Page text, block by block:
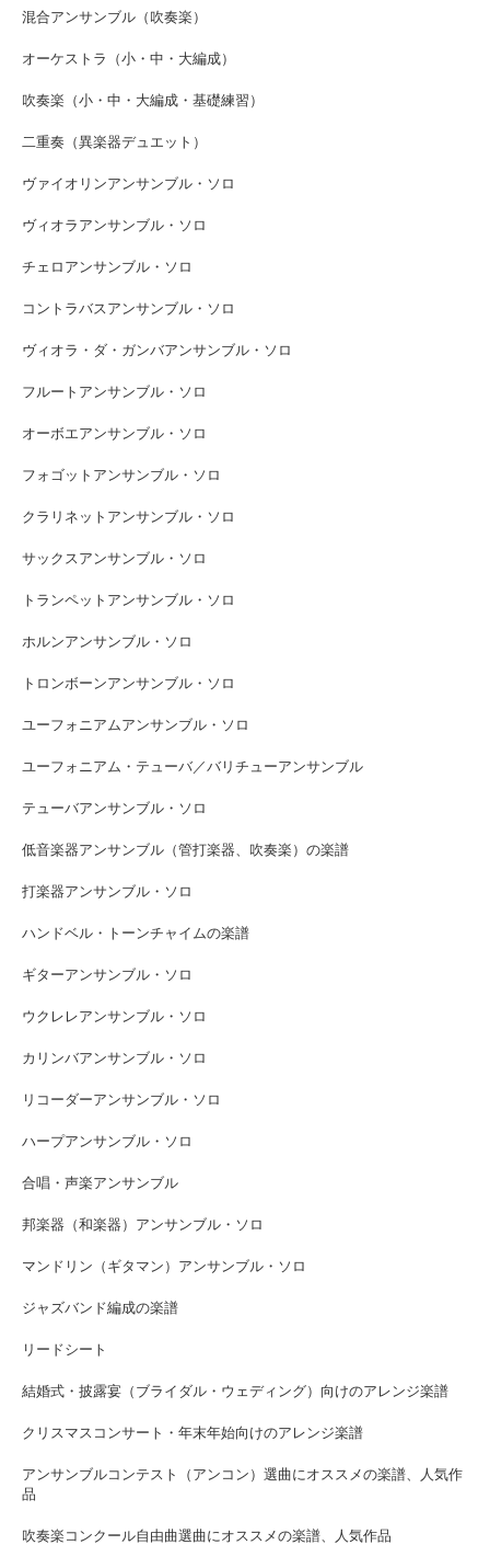
混合アンサンブル（吹奏楽）
オーケストラ（小・中・大編成）
吹奏楽（小・中・大編成・基礎練習）
二重奏（異楽器デュエット）
ヴァイオリンアンサンブル・ソロ
ヴィオラアンサンブル・ソロ
チェロアンサンブル・ソロ
コントラバスアンサンブル・ソロ
ヴィオラ・ダ・ガンバアンサンブル・ソロ
フルートアンサンブル・ソロ
オーボエアンサンブル・ソロ
フォゴットアンサンブル・ソロ
クラリネットアンサンブル・ソロ
サックスアンサンブル・ソロ
トランペットアンサンブル・ソロ
ホルンアンサンブル・ソロ
トロンボーンアンサンブル・ソロ
ユーフォニアムアンサンブル・ソロ
ユーフォニアム・テューバ／バリチューアンサンブル
テューバアンサンブル・ソロ
低音楽器アンサンブル（管打楽器、吹奏楽）の楽譜
打楽器アンサンブル・ソロ
ハンドベル・トーンチャイムの楽譜
ギターアンサンブル・ソロ
ウクレレアンサンブル・ソロ
カリンバアンサンブル・ソロ
リコーダーアンサンブル・ソロ
ハープアンサンブル・ソロ
合唱・声楽アンサンブル
邦楽器（和楽器）アンサンブル・ソロ
マンドリン（ギタマン）アンサンブル・ソロ
ジャズバンド編成の楽譜
リードシート
結婚式・披露宴（ブライダル・ウェディング）向けのアレンジ楽譜
クリスマスコンサート・年末年始向けのアレンジ楽譜
アンサンブルコンテスト（アンコン）選曲にオススメの楽譜、人気作
品
吹奏楽コンクール自由曲選曲にオススメの楽譜、人気作品